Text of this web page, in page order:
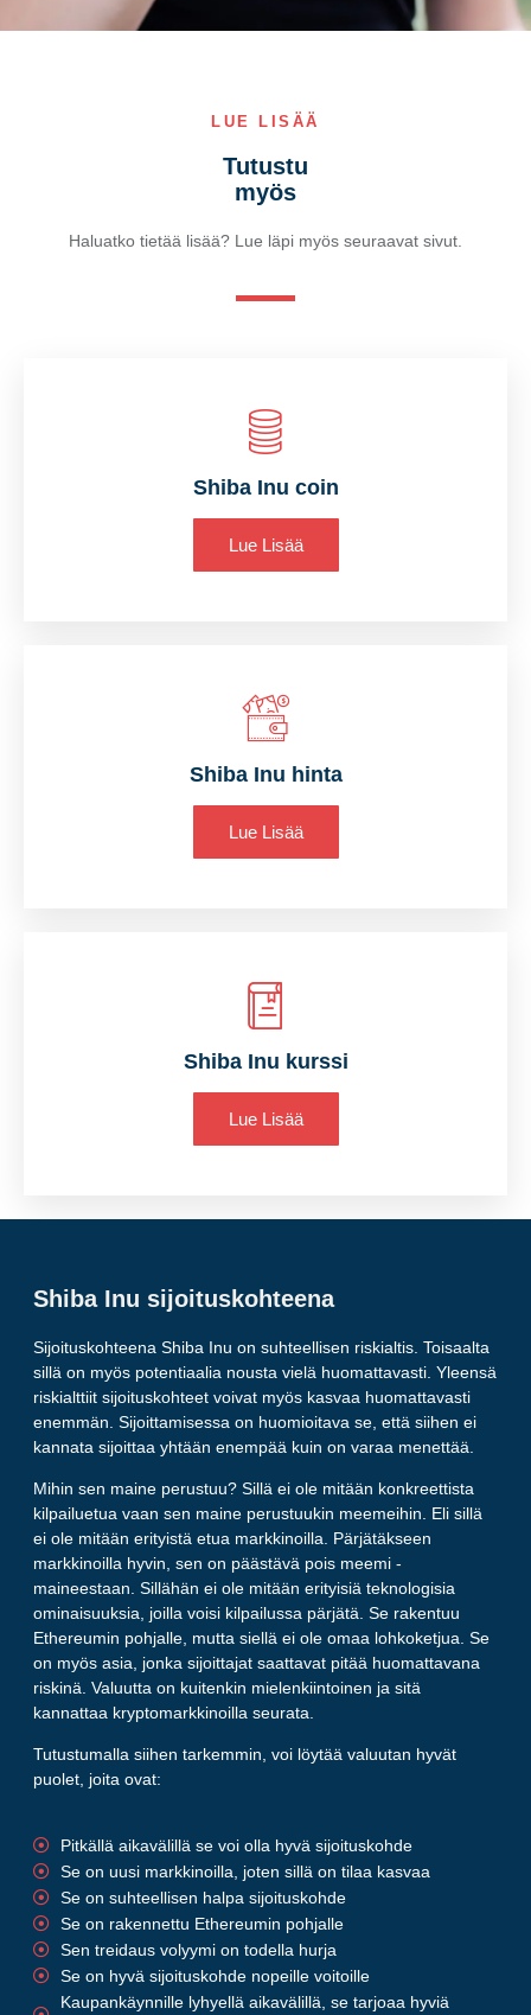
LUE LISÄÄ
Tutustu
myös
Haluatko tietää lisää? Lue läpi myös seuraavat sivut.
Shiba Inu coin
Lue Lisää
Shiba Inu hinta
Lue Lisää
Shiba Inu kurssi
Lue Lisää
Shiba Inu sijoituskohteena
Sijoituskohteena Shiba Inu on suhteellisen riskialtis. Toisaalta
sillä on myös potentiaalia nousta vielä huomattavasti. Yleensä
riskialttiit sijoituskohteet voivat myös kasvaa huomattavasti
enemmän. Sijoittamisessa on huomioitava se, että siihen ei
kannata sijoittaa yhtään enempää kuin on varaa menettää.
Mihin sen maine perustuu? Sillä ei ole mitään konkreettista
kilpailuetua vaan sen maine perustuukin meemeihin. Eli sillä
ei ole mitään erityistä etua markkinoilla. Pärjätäkseen
markkinoilla hyvin, sen on päästävä pois meemi -
maineestaan. Sillähän ei ole mitään erityisiä teknologisia
ominaisuuksia, joilla voisi kilpailussa pärjätä. Se rakentuu
Ethereumin pohjalle, mutta siellä ei ole omaa lohkoketjua. Se
on myös asia, jonka sijoittajat saattavat pitää huomattavana
riskinä. Valuutta on kuitenkin mielenkiintoinen ja sitä
kannattaa kryptomarkkinoilla seurata.
Tutustumalla siihen tarkemmin, voi löytää valuutan hyvät
puolet, joita ovat:
Pitkällä aikavälillä se voi olla hyvä sijoituskohde
Se on uusi markkinoilla, joten sillä on tilaa kasvaa
Se on suhteellisen halpa sijoituskohde
Se on rakennettu Ethereumin pohjalle
Sen treidaus volyymi on todella hurja
Se on hyvä sijoituskohde nopeille voitoille
Kaupankäynnille lyhyellä aikavälillä, se tarjoaa hyviä